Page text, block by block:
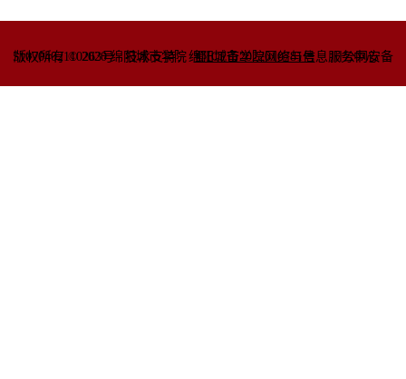
版权所有 © 2020 绵阳城市学院蜀ICP备2022010781号 川公网安备
51070402110263号技术支持：绵阳城市学院网络与信息服务中心